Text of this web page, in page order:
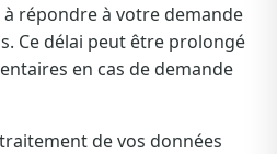
répondre à votre demande
Ce délai peut être prolongé
en cas de demande
de vos données